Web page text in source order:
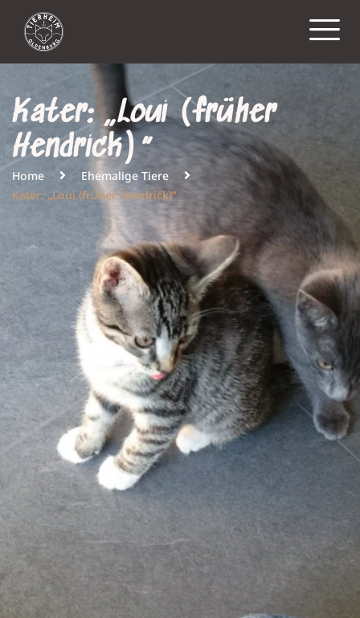
Kater: „Loui (früher
Hendrick)“
Home
Ehemalige Tiere
Kater: „Loui (früher Hendrick)“